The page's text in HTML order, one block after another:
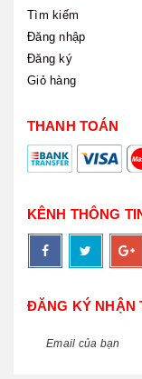
Tìm kiếm
Đăng nhập
Đăng ký
Giỏ hàng
THANH TOÁN
KÊNH THÔNG
ĐĂNG KÝ NHẬN